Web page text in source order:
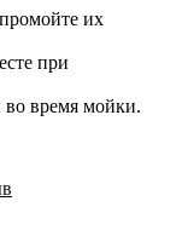
их
при
во время мойки.